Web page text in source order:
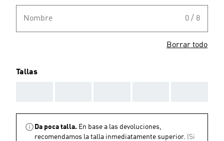
Nombre 0 / 8
Borrar todo
Tallas
Da poca talla. En base a las devoluciones,
recomendamos la talla inmediatamente superior. (Si